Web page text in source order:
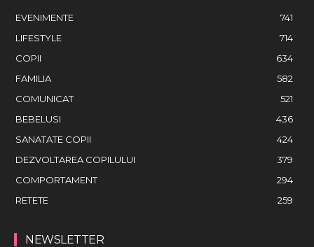
EVENIMENTE
741
LIFESTYLE
714
COPII
634
FAMILIA
582
COMUNICAT
521
BEBELUSI
436
SANATATE COPII
424
DEZVOLTAREA COPILULUI
379
COMPORTAMENT
294
RETETE
259
NEWSLETTER